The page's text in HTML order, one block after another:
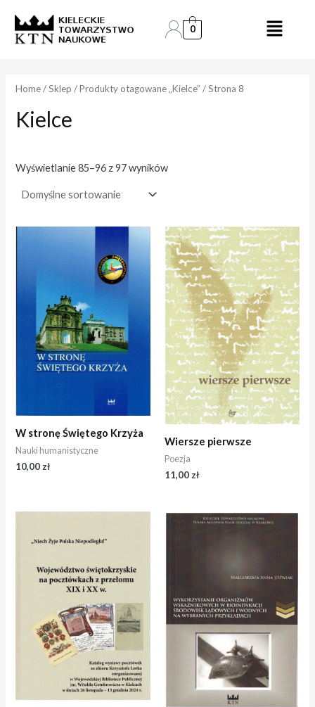
content
0
Home/Sklep /Produkty otagowane „Kielce” / Strona 8
Kielce
Wyświetlanie 85–96 z 97 wyników
W stronę Świętego Krzyża
Nauki humanistyczne
10,00 zł
Wiersze pierwsze
Poezja
11,00 zł